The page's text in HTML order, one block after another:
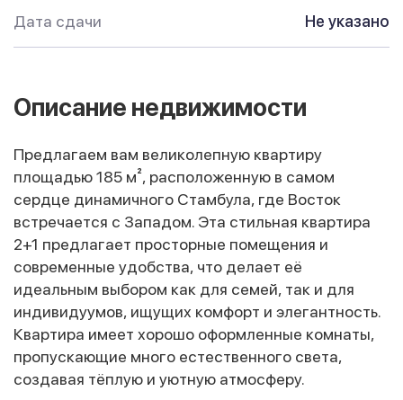
Дата сдачи Не указано
Описание недвижимости
Предлагаем вам великолепную квартиру
площадью 185 м², расположенную в самом
сердце динамичного Стамбула, где Восток
встречается с Западом. Эта стильная квартира
2+1 предлагает просторные помещения и
современные удобства, что делает её
идеальным выбором как для семей, так и для
индивидуумов, ищущих комфорт и элегантность.
Квартира имеет хорошо оформленные комнаты,
пропускающие много естественного света,
создавая тёплую и уютную атмосферу.